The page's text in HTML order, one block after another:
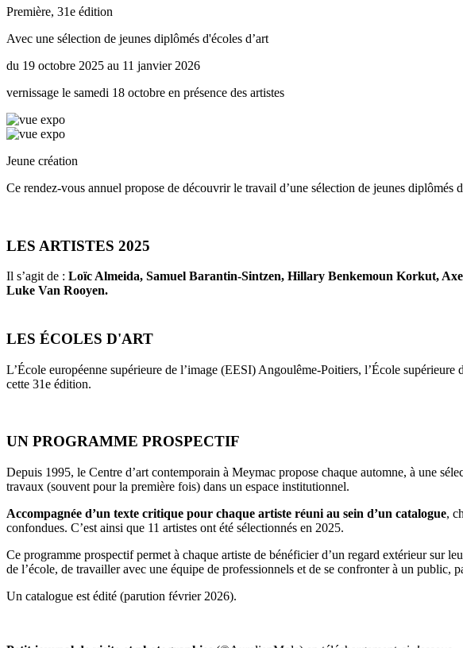
Première, 31e édition
Avec une sélection de jeunes diplômés d'écoles d’art
du 19 octobre 2025 au 11 janvier 2026
vernissage le samedi 18 octobre en présence des artistes
Jeune création
Ce rendez-vous annuel propose de découvrir le travail d’une sélection de jeunes diplômés
LES ARTISTES 2025
Il s’agit de : Loïc Almeida, Samuel Barantin-Sintzen, Hillary Benkemoun Korkut,
Luke Van Rooyen.
LES ÉCOLES D'ART
L’École européenne supérieure de l’image (EESI) Angoulême-Poitiers, l’École
cette 31e édition.
UN PROGRAMME PROSPECTIF
Depuis 1995, le Centre d’art contemporain à Meymac propose chaque automne, à une
travaux (souvent pour la première fois) dans un espace institutionnel.
Accompagnée d’un texte critique pour chaque artiste réuni au sein d’un catalogue,
confondues. C’est ainsi que 11 artistes ont été sélectionnés en 2025.
Ce programme prospectif permet à chaque artiste de bénéficier d’un regard extérieur sur
de l’école, de travailler avec une équipe de professionnels et de se confronter à un public,
Un catalogue est édité (parution février 2026).